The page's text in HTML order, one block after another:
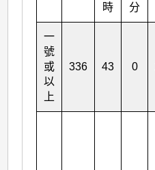
時 分
一
號
或
以
上
336 43 0